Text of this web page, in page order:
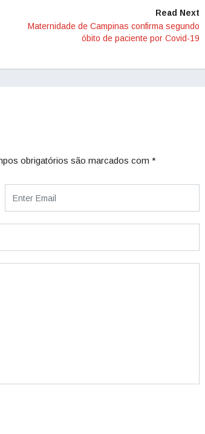
Read Next
Maternidade de Campinas confirma segundo
óbito de paciente por Covid-19
obrigatórios são marcados com *